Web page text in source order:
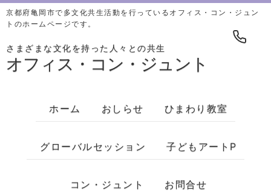
京都府亀岡市で多文化共生活動を行っているオフィス・コン・ジュン
トのホームページです。
さまざまな文化を持った人々との共生
オフィス・コン・ジュント
ホーム おしらせ ひまわり教室
グローバルセッション 子どもアートP
コン・ジュント お問合せ